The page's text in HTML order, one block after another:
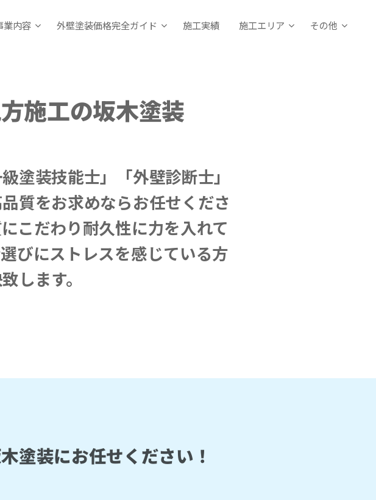
業内容 外壁塗装価格完全ガイド 施工実績 施工エリア その他
施工の坂木塗装
塗装技能士」「外壁診断士」
質をお求めならお任せくださ
こだわり耐久性に力を入れて
びにストレスを感じている方
します。
塗装にお任せください！